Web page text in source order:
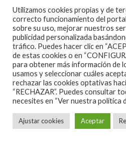
Próximamente se
devolución de
los cauces
plazos
Nos reservamos el
Utilizamos cookies propias y de
correcto funcionamiento del
sobre su uso, mejorar nuestros
publicidad personalizada
tráfico. Puedes hacer clic en
de estas cookies o en
para obtener más información de
usamos y seleccionar cuáles
rechazar las cookies optativas
“RECHAZAR”. Puedes consultar
necesites en “Ver nuestra política
Ajustar cookies Aceptar